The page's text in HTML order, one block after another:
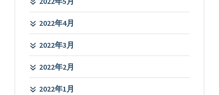
2022年4月
2022年3月
2022年2月
2022年1月